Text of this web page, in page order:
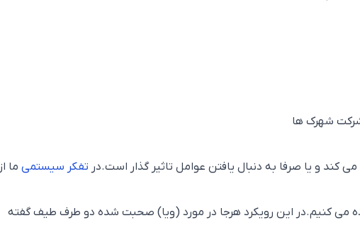
شهرک ها
کند و یا صرفا به دنبال یافتن عوامل تاثیر گذار است.در تفکر سیستمی ما از
می کنیم.در این رویکرد هرجا در مورد (ویا) صحبت شده دو طرف طیف گفته